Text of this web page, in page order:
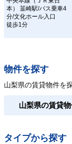
本） 韮崎駅/バス乗車4
分/文化ホール入口
徒歩1分
物件を探す
山梨県の賃貸物件を探
山梨県の賃貸
タイプから探す